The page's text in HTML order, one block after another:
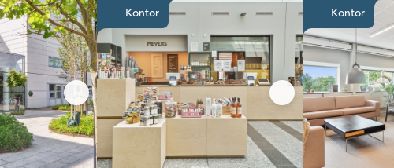
rammer med international energiKontor tæt på alt – by, strand og
Kontor Kontor